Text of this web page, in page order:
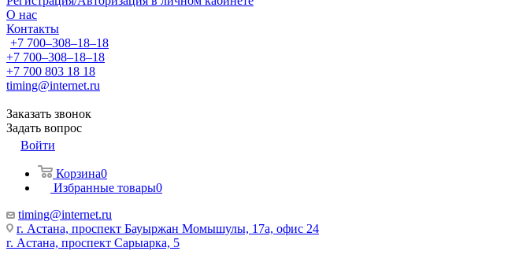
О нас
Контакты
+7 700‒308‒18‒18
+7 700‒308‒18‒18
+7 700 803 18 18
timing@internet.ru
Заказать звонок
Задать вопрос
Войти
Корзина0
Избранные товары0
timing@internet.ru
г. Астана, проспект Бауыржан Момышулы, 17а, офис 24
г. Астана, проспект Сарыарка, 5